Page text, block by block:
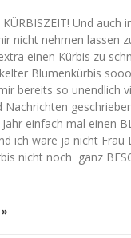
Und auch
nicht nehmen lassen
einen Kürbis zu
Blumenkürbis
bereits so unendlich
Nachrichten
einfach mal einen
ich wäre ja nicht Frau
nicht noch ganz